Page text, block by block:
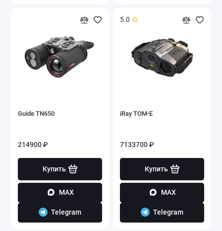
Guide TN650
214900 ₽
Купить
MAX
Telegram
5.0
iRay TOM-E
7133700 ₽
Купить
MAX
Telegram